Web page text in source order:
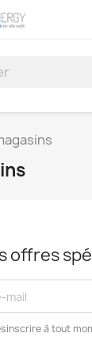
offres
à tout